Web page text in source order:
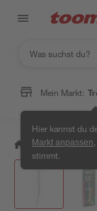
Mein Markt:
Hier kannst du
Markt anpassen
stimmt.
/ Garten &